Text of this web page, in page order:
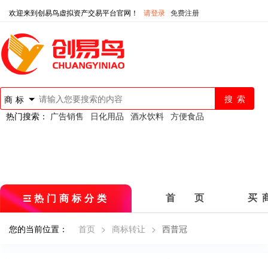
欢迎来到创易鸟虚拟资产交易平台官网！ 请登录 免费注册
商标
热门搜索： 广告销售 日化用品 酒水饮料 方便食品
热门商标分类 首 页 买
您的当前位置： 首页 > 商标转让 > 西普冠